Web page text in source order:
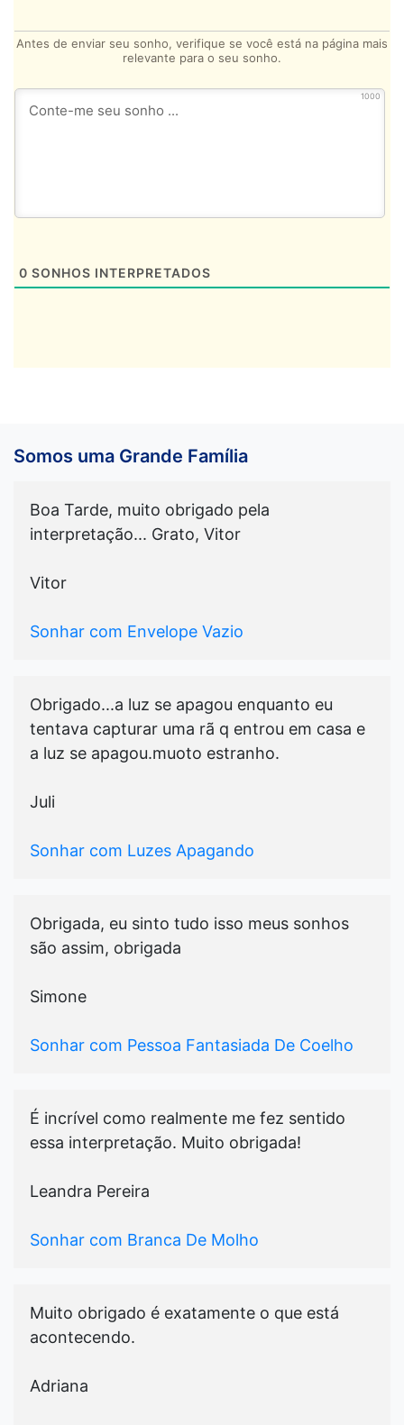
Antes de enviar seu sonho, verifique se você está na página mais
relevante para o seu sonho.
1000
0 SONHOS INTERPRETADOS
Somos uma Grande Família
Boa Tarde, muito obrigado pela
interpretação... Grato, Vitor
Vitor
Sonhar com Envelope Vazio
Obrigado...a luz se apagou enquanto eu
tentava capturar uma rã q entrou em casa e
a luz se apagou.muoto estranho.
Juli
Sonhar com Luzes Apagando
Obrigada, eu sinto tudo isso meus sonhos
são assim, obrigada
Simone
Sonhar com Pessoa Fantasiada De Coelho
É incrível como realmente me fez sentido
essa interpretação. Muito obrigada!
Leandra Pereira
Sonhar com Branca De Molho
Muito obrigado é exatamente o que está
acontecendo.
Adriana